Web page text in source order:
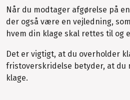
Når du modtager afgørelse på
der også være en vejledning,
hvem din klage skal rettes til og
Det er vigtigt, at du overholder
fristoverskridelse betyder, at du
klage.